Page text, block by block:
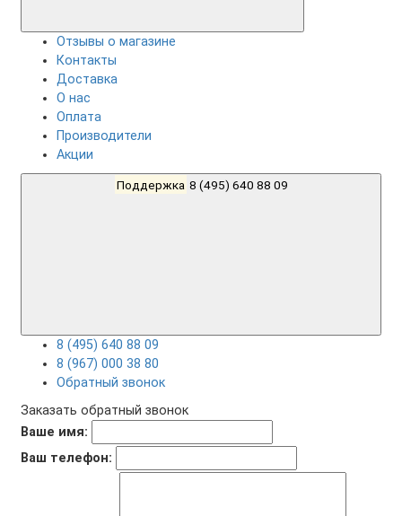
Отзывы о магазине
Контакты
Доставка
О нас
Оплата
Производители
Акции
Поддержка
8 (495) 640 88 09
8 (967) 000 38 80
Обратный звонок
Заказать обратный звонок
Ваше имя:
Ваш телефон: